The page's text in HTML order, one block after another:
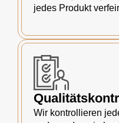
jedes Produkt
Wir kontrollieren